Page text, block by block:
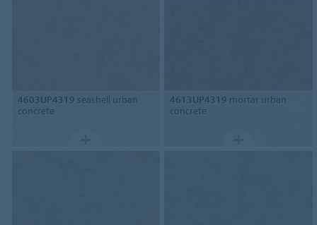
4603UP4319 seashell urban
concrete
4613UP4319 mortar urban
concrete